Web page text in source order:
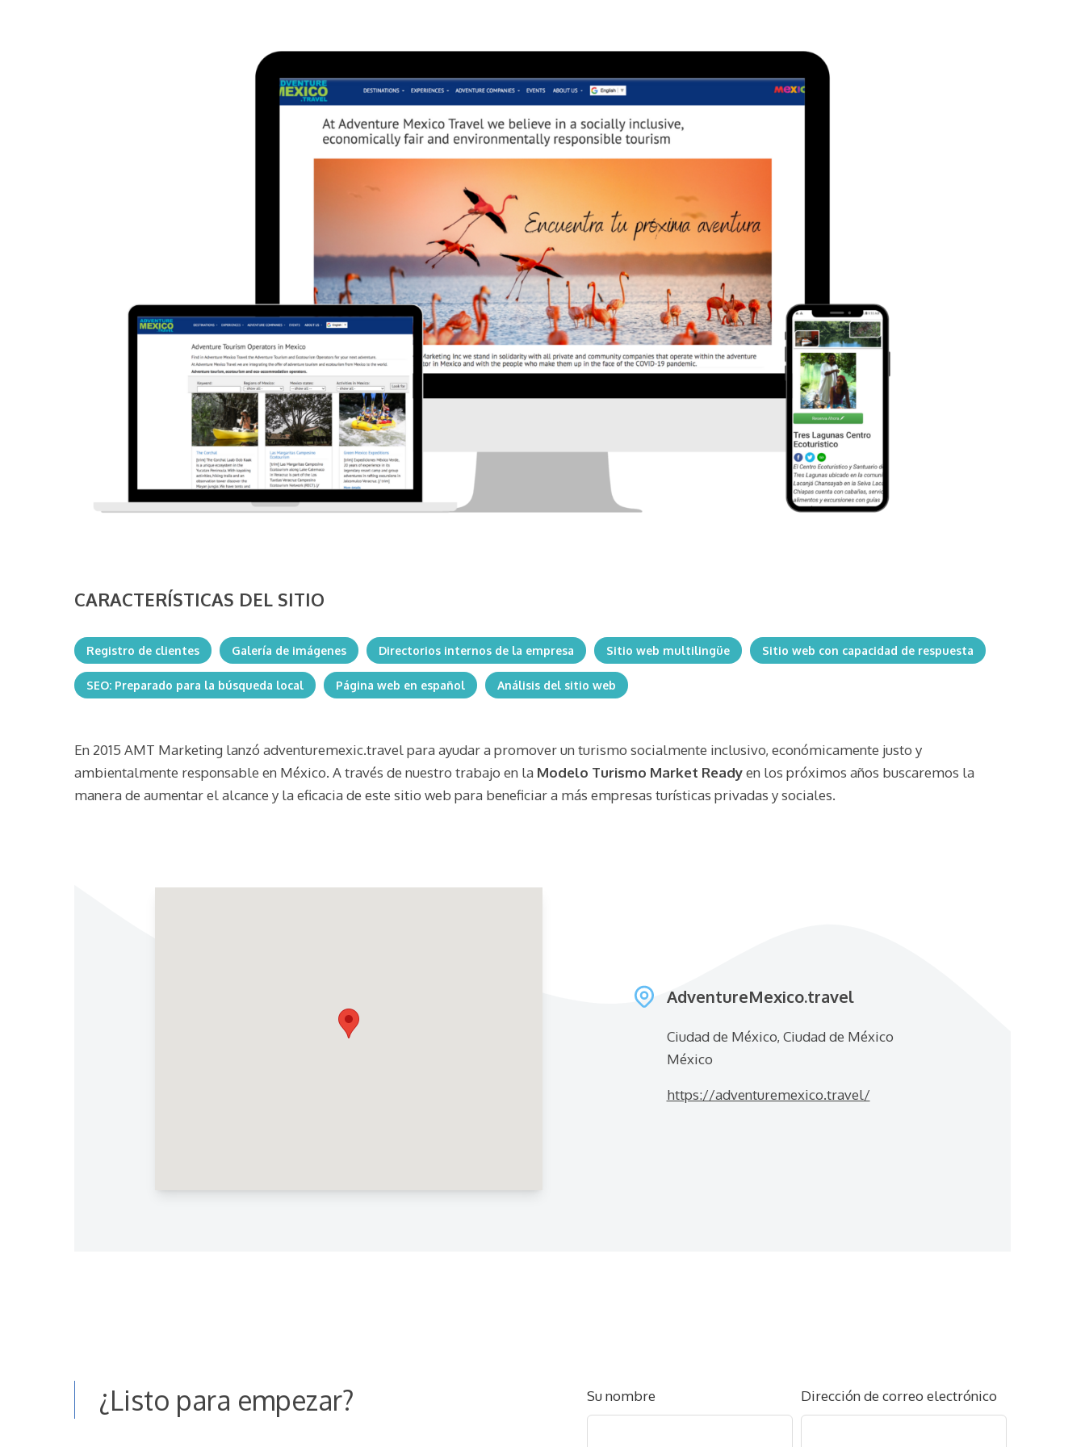
CARACTERÍSTICAS DEL SITIO
Registro de clientes Galería de imágenes Directorios internos de la empresa Sitio web multilingüe Sitio web con capacidad de respuesta
SEO: Preparado para la búsqueda local Página web en español Análisis del sitio web
En 2015 AMT Marketing lanzó adventuremexic.travel para ayudar a promover un turismo socialmente inclusivo, económicamente justo y
ambientalmente responsable en México. A través de nuestro trabajo en la Modelo Turismo Market Readyen los próximos años buscaremos la
manera de aumentar el alcance y la eficacia de este sitio web para beneficiar a más empresas turísticas privadas y sociales.
AdventureMexico.travel
Ciudad de México, Ciudad de México
México
https://adventuremexico.travel/
¿Listo para empezar?
Deje
este
Su nombre Dirección de correo electrónico